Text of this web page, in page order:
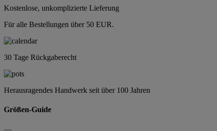
Kostenlose, unkomplizierte Lieferung
Für alle Bestellungen über 50 EUR.
30 Tage Rückgaberecht
Herausragendes Handwerk seit über 100 Jahren
Größen-Guide